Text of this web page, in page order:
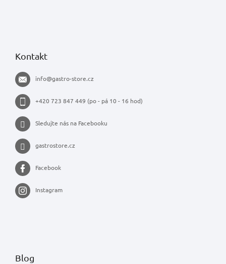
Kontakt
info@gastro-store.cz
+420 723 847 449 (po - pá 10 - 16 hod)
Sledujte nás na Facebooku
gastrostore.cz
Facebook
Instagram
Blog